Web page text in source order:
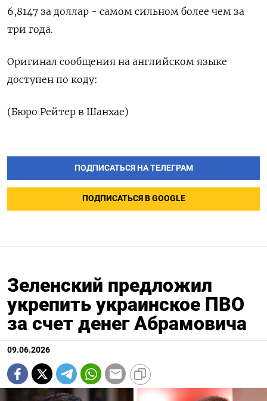
6,8147 за доллар - самом сильном более чем ​за
три года.
Оригинал сообщения на английском языке
‌доступен по коду:
(Бюро Рейтер в Шанхае)
ПОДПИСАТЬСЯ НА ТЕЛЕГРАМ
ПОДПИСАТЬСЯ В GOOGLE
Зеленский предложил
укрепить украинское ПВО
за счет денег Абрамовича
09.06.2026